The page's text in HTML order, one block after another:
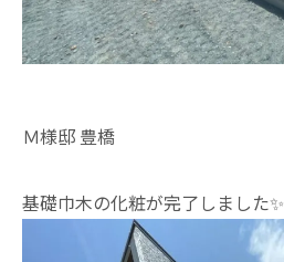
Ｍ様邸 豊橋
基礎巾木の化粧が完了しました✨